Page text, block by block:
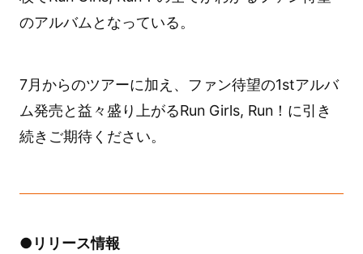
のアルバムとなっている。
7月からのツアーに加え、ファン待望の1stアルバ
ム発売と益々盛り上がるRun Girls, Run！に引き
続きご期待ください。
●リリース情報